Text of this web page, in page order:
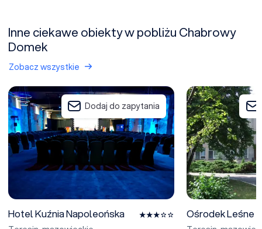
Inne ciekawe obiekty w pobliżu Chabrowy
Domek
Zobacz wszystkie
Hotel Kuźnia Napoleońska
Dodaj do zapytania
Hotel Kuźnia Napoleońska
Ośrodek Leśne
Ośrodek Leśne